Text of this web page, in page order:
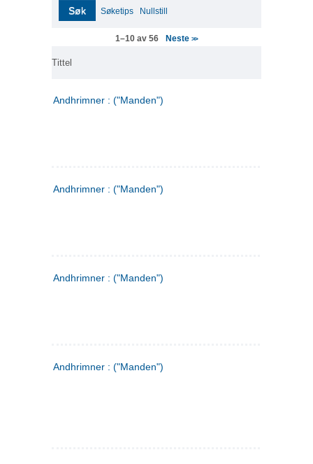
Søk Søketips Nullstill
1–10 av 56 Neste>>
Tittel
Andhrimner : ("Manden")
Andhrimner : ("Manden")
Andhrimner : ("Manden")
Andhrimner : ("Manden")